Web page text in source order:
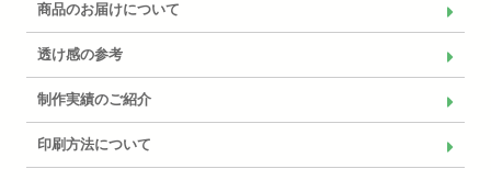
商品のお届けについて
透け感の参考
制作実績のご紹介
印刷方法について